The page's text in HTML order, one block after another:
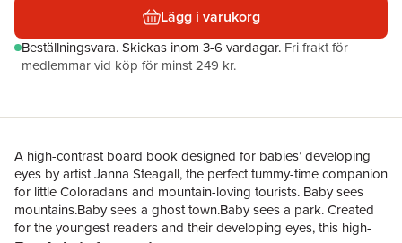
Lägg i varukorg
Beställningsvara.Skickas inom 3-6 vardagar. Fri frakt för
medlemmar vid köp för minst 249 kr.
A high-contrast board book designed for babies’ developing
eyes by artist Janna Steagall, the perfect tummy-time companion
for little Coloradans and mountain-loving tourists. Baby sees
mountains.Baby sees a ghost town.Baby sees a park. Created
for the youngest readers and their developing eyes, this high-